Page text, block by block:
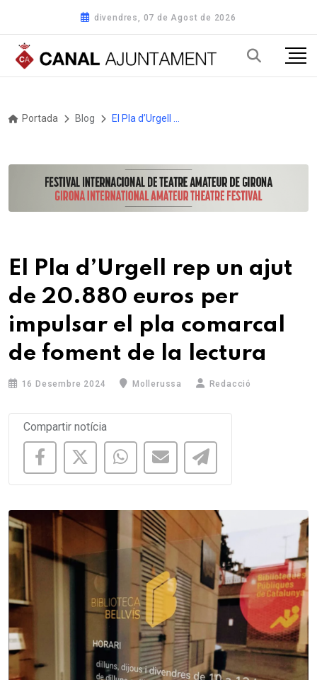
divendres, 07 de Agost de 2026
Portada Blog
El Pla d’Urgell rep un ajut
de 20.880 euros per
impulsar el pla comarcal
de foment de la lectura
16 Desembre 2024 Mollerussa Redacció
Compartir notícia